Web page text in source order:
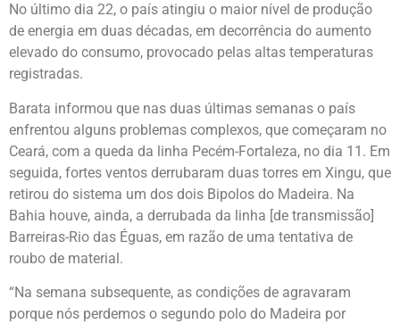
No último dia 22, o país atingiu o maior nível de produção
de energia em duas décadas, em decorrência do aumento
elevado do consumo, provocado pelas altas temperaturas
registradas.
Barata informou que nas duas últimas semanas o país
enfrentou alguns problemas complexos, que começaram no
Ceará, com a queda da linha Pecém-Fortaleza, no dia 11. Em
seguida, fortes ventos derrubaram duas torres em Xingu, que
retirou do sistema um dos dois Bipolos do Madeira. Na
Bahia houve, ainda, a derrubada da linha [de transmissão]
Barreiras-Rio das Éguas, em razão de uma tentativa de
roubo de material.
“Na semana subsequente, as condições de agravaram
porque nós perdemos o segundo polo do Madeira por